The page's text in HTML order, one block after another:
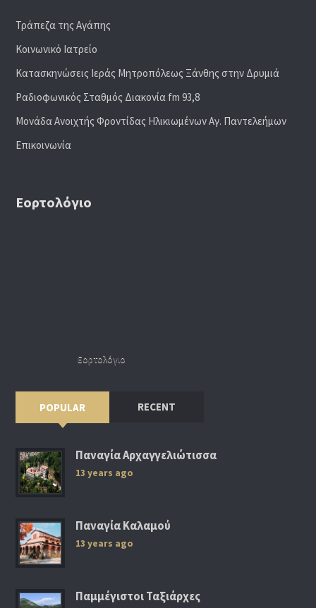
Τράπεζα της Αγάπης
Κοινωνικό Ιατρείο
Κατασκηνώσεις Ιεράς Μητροπόλεως Ξάνθης στην Δρυμιά
Ραδιoφωνικός Σταθμός Διακονία fm 93,8
Μονάδα Ανοιχτής Φροντίδας Ηλικιωμένων Αγ. Παντελεήμων
Επικοινωνία
Εορτολόγιο
Εορτολόγιο
POPULAR RECENT
Παναγία Αρχαγγελιώτισσα
13 years ago
Παναγία Καλαμού
13 years ago
Παμμέγιστοι Ταξιάρχες